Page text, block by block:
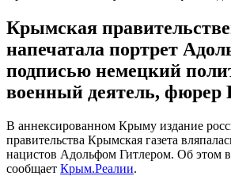
Крымская
напечатала портрет
подписью немецкий
военный деятель, фюрер
В аннексированном Крыму издание
правительства Крымская газета
нацистов Адольфом Гитлером. Об этом в
сообщает Крым.Реалии.